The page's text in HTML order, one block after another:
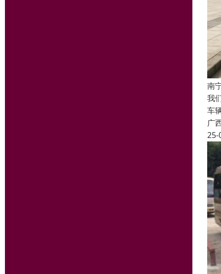
南
我
车
广
25-